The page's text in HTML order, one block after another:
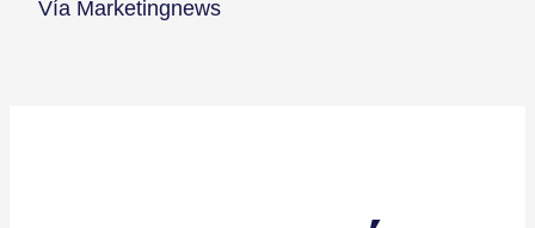
Vía Marketingnews